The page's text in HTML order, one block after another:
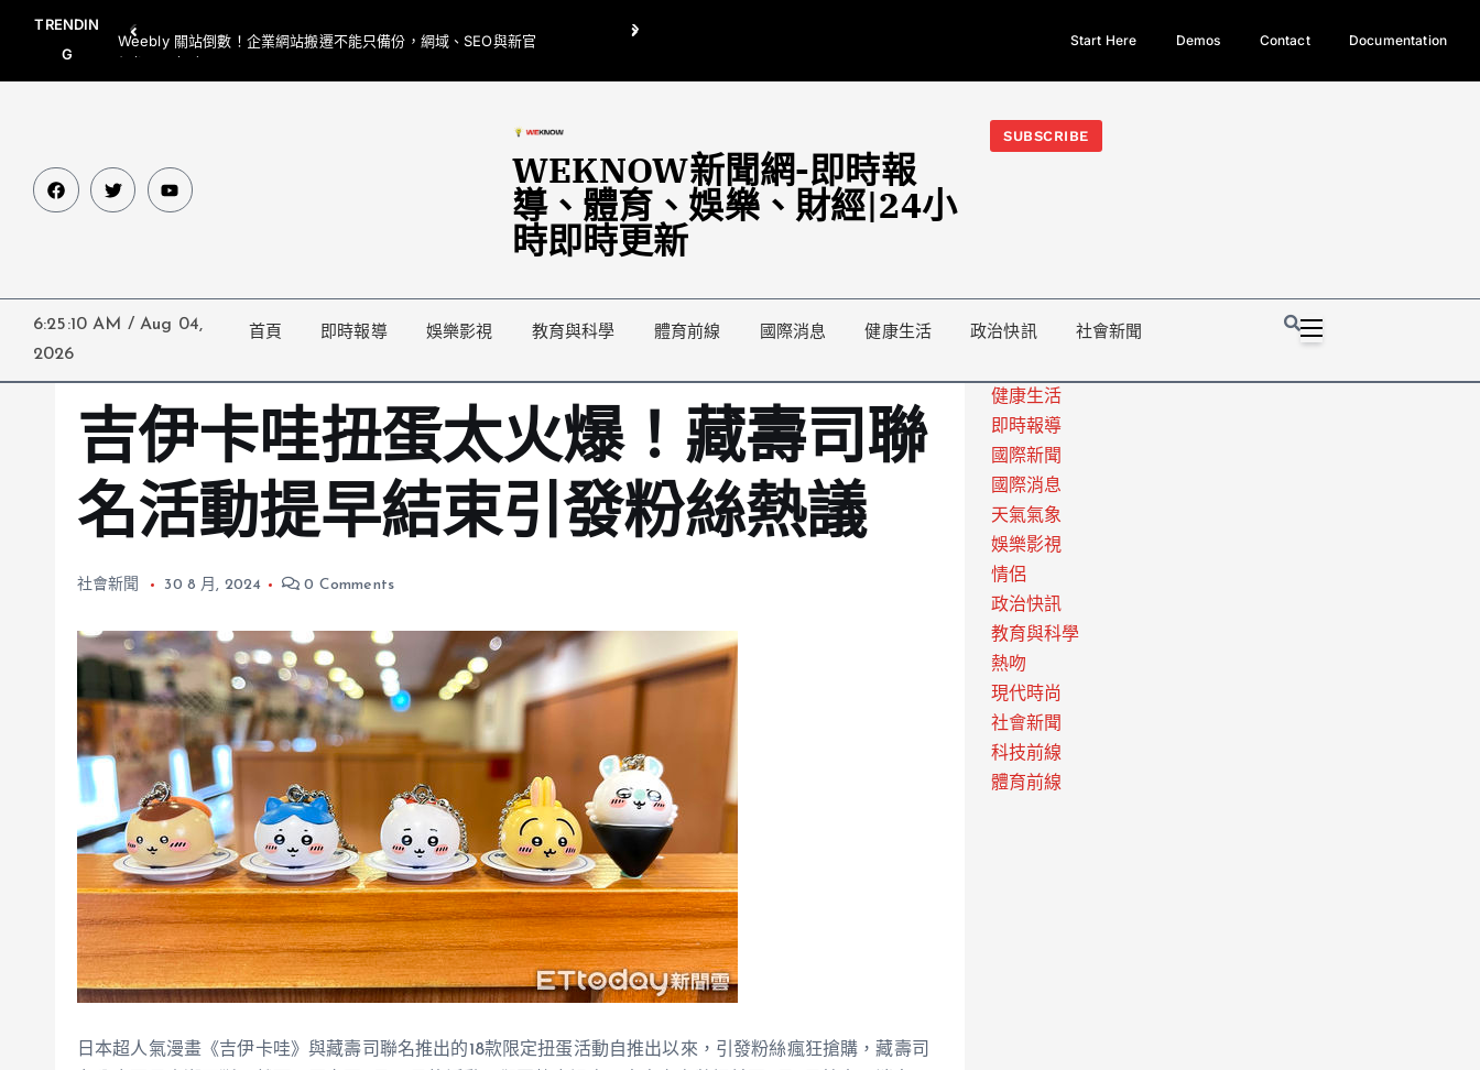
TRENDIN
G
Weebly 關站倒數！企業網站搬遷不能只備份，網域、SEO與新官
網都要一起處理
翁曉玲喊刪陸委會1295萬媒宣費惹議 梁文傑回「只能靠嘴巴」
今日熱門新聞TOP3｜西拉雅族正式成第17個原住民族、立院電競
光電場回
Start Here Demos Contact Documentation
WEKNOW新聞網-即時報
導、體育、娛樂、財經|24小
時即時更新
SUBSCRIBE
6:25:11 AM /
Aug 04,
2026
首頁 即時報導 娛樂影視 教育與科學 體育前線 國際消息 健康生活 政治快訊 社會新聞
吉伊卡哇扭蛋太火爆！藏壽司聯
名活動提早結束引發粉絲熱議
社會新聞 30 8 月, 2024 0 Comments
日本超人氣漫畫《吉伊卡哇》與藏壽司聯名推出的18款限定扭蛋活動自推出以來，引發粉絲瘋狂搶購，藏壽司
健康生活
即時報導
國際新聞
國際消息
天氣氣象
娛樂影視
情侶
政治快訊
教育與科學
熱吻
現代時尚
社會新聞
科技前線
體育前線